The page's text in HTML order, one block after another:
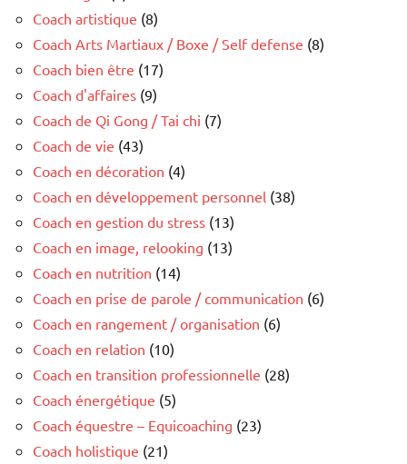
Coach artistique (8)
Coach Arts Martiaux / Boxe / Self defense (8)
Coach bien être (17)
Coach d'affaires (9)
Coach de Qi Gong / Tai chi (7)
Coach de vie (43)
Coach en décoration (4)
Coach en développement personnel (38)
Coach en gestion du stress (13)
Coach en image, relooking (13)
Coach en nutrition (14)
Coach en prise de parole / communication (6)
Coach en rangement / organisation (6)
Coach en relation (10)
Coach en transition professionnelle (28)
Coach énergétique (5)
Coach équestre – Equicoaching (23)
Coach holistique (21)